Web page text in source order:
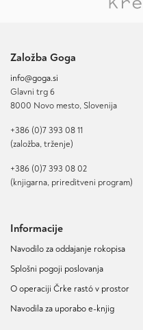
Založba Goga
info@goga.si
Glavni trg 6
8000 Novo mesto, Slovenija
+386 (0)7 393 08 11
(založba, trženje)
+386 (0)7 393 08 02
(knjigarna, prireditveni program)
Informacije
Navodilo za oddajanje rokopisa
Splošni pogoji poslovanja
O operaciji Črke rastó v prostor
Navodila za uporabo e-knjig